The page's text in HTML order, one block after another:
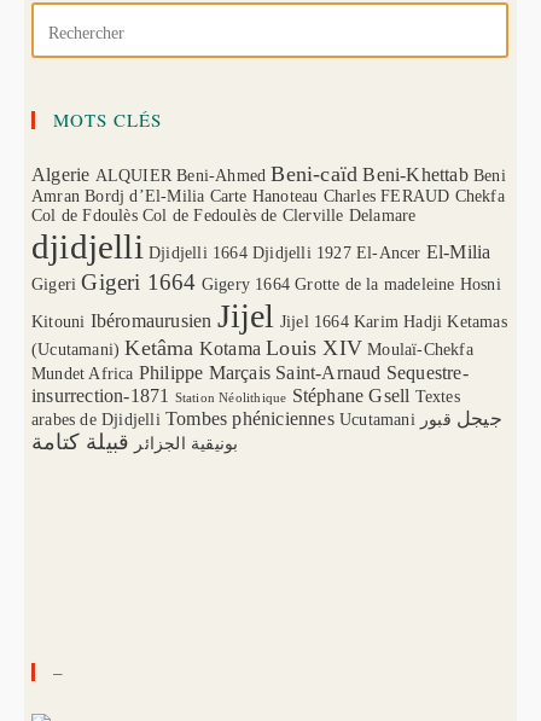
MOTS CLÉS
Algerie ALQUIER Beni-Ahmed Beni-caïd Beni-Khettab Beni
Amran Bordj d’El-Milia Carte Hanoteau Charles FERAUD Chekfa
Col de Fdoulès Col de Fedoulès de Clerville Delamare
djidjelli Djidjelli 1664 Djidjelli 1927 El-Ancer El-Milia
Gigeri Gigeri 1664 Gigery 1664 Grotte de la madeleine Hosni
Kitouni Ibéromaurusien Jijel Jijel 1664 Karim Hadji Ketamas
(Ucutamani) Ketâma Kotama Louis XIV Moulaï-Chekfa
Mundet Africa Philippe Marçais Saint-Arnaud Sequestre-
insurrection-1871
Station Néolithique Stéphane Gsell Textes
arabes de Djidjelli Tombes phéniciennes Ucutamani جيجل قبور
بونيقية الجزائر قبيلة كتامة
–